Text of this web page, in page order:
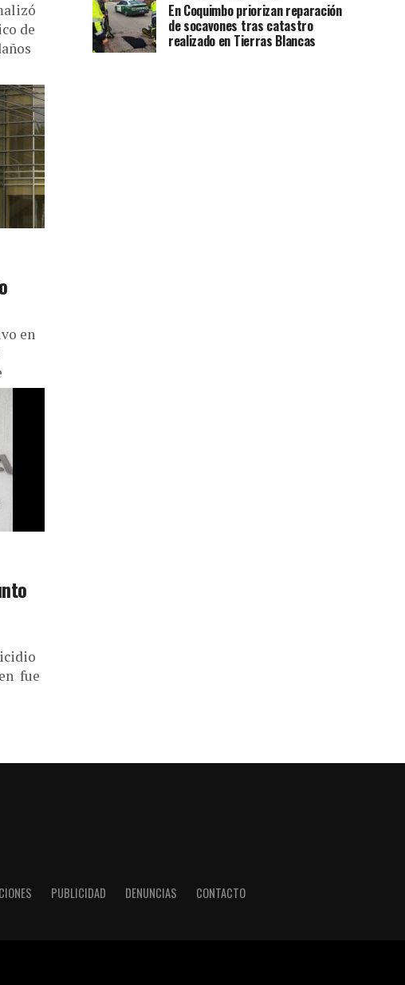
de
en
fue
En Coquimbo priorizan reparación
de socavones tras catastro
realizado en Tierras Blancas
PUBLICIDAD DENUNCIAS CONTACTO